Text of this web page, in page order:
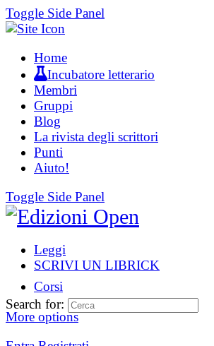
Toggle Side Panel
Home
Incubatore letterario
Membri
Gruppi
Blog
La rivista degli scrittori
Punti
Aiuto!
Toggle Side Panel
Leggi
SCRIVI UN LIBRICK
Corsi
More options
Search for: